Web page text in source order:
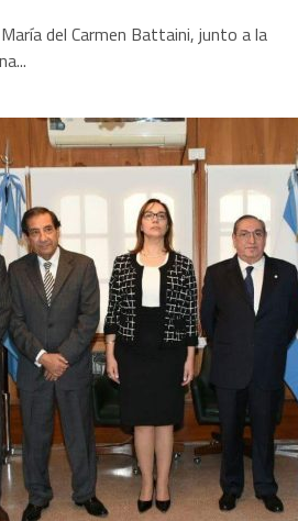
del Carmen Battaini, junto a la